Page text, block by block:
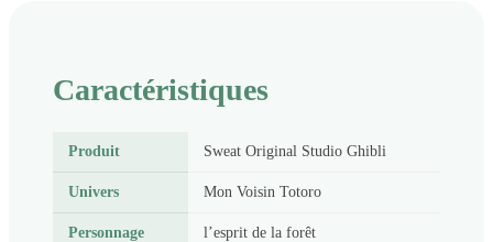
Caractéristiques
Produit Sweat Original Studio Ghibli
Univers Mon Voisin Totoro
Personnage l’esprit de la forêt